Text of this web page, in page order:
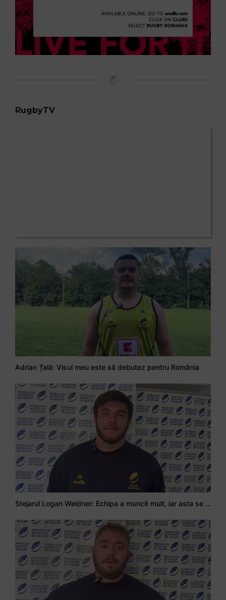
RugbyTV
Adrian Țală: Visul meu este să debutez pentru România
Stejarul Logan Weidner: Echipa a muncit mult, iar asta se va vedea în meciurile de la Nations Cup